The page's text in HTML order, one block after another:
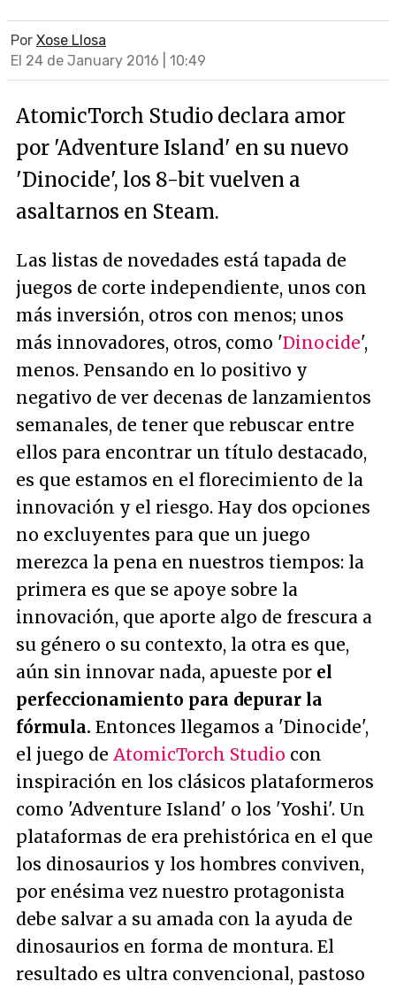
Por Xose Llosa
El 24 de January 2016 | 10:49
AtomicTorch Studio declara amor
por 'Adventure Island' en su nuevo
'Dinocide', los 8-bit vuelven a
asaltarnos en Steam.
Las listas de novedades está tapada de
juegos de corte independiente, unos con
más inversión, otros con menos; unos
más innovadores, otros, como 'Dinocide',
menos. Pensando en lo positivo y
negativo de ver decenas de lanzamientos
semanales, de tener que rebuscar entre
ellos para encontrar un título destacado,
es que estamos en el florecimiento de la
innovación y el riesgo. Hay dos opciones
no excluyentes para que un juego
merezca la pena en nuestros tiempos: la
primera es que se apoye sobre la
innovación, que aporte algo de frescura a
su género o su contexto, la otra es que,
aún sin innovar nada, apueste por el
perfeccionamiento para depurar la
fórmula. Entonces llegamos a 'Dinocide',
el juego de AtomicTorch Studio con
inspiración en los clásicos plataformeros
como 'Adventure Island' o los 'Yoshi'. Un
plataformas de era prehistórica en el que
los dinosaurios y los hombres conviven,
por enésima vez nuestro protagonista
debe salvar a su amada con la ayuda de
dinosaurios en forma de montura. El
resultado es ultra convencional, pastoso